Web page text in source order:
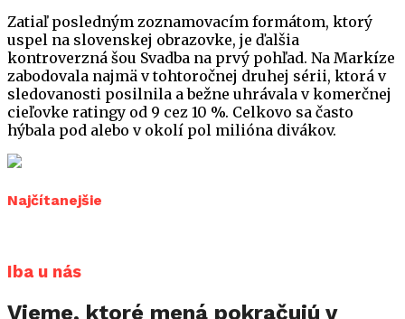
Zatiaľ posledným zoznamovacím formátom, ktorý
uspel na slovenskej obrazovke, je ďalšia
kontroverzná šou Svadba na prvý pohľad. Na Markíze
zabodovala najmä v tohtoročnej druhej sérii, ktorá v
sledovanosti posilnila a bežne uhrávala v komerčnej
cieľovke ratingy od 9 cez 10 %. Celkovo sa často
hýbala pod alebo v okolí pol milióna divákov.
Najčítanejšie
Iba u nás
Vieme, ktoré mená pokračujú v